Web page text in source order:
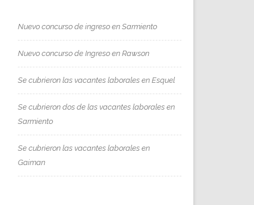
Nuevo concurso de ingreso en Sarmiento
Nuevo concurso de Ingreso en Rawson
Se cubrieron las vacantes laborales en Esquel
Se cubrieron dos de las vacantes laborales en
Sarmiento
Se cubrieron las vacantes laborales en
Gaiman